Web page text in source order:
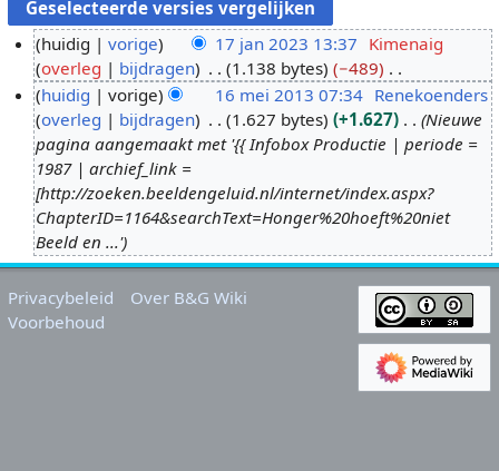
7
3
huidig vorige 17 jan 2023 13:37 Kimenaig
overleg
bijdragen 1.138 bytes
−489
G
e
e
n
b
e
w
e
0
1
3
huidig vorige 16 mei 2013 07:34 Renekoenders
overleg
bijdragen 1.627 bytes +1.627
Nieuwe
pagina aangemaakt met '{{ Infobox Productie | periode =
1987 | archief_link =
[http://zoeken.beeldengeluid.nl/internet/index.aspx?
ChapterID=1164&searchText=Honger%20hoeft%20niet
Beeld en ...'
Privacybeleid
Over B&G Wiki
Voorbehoud